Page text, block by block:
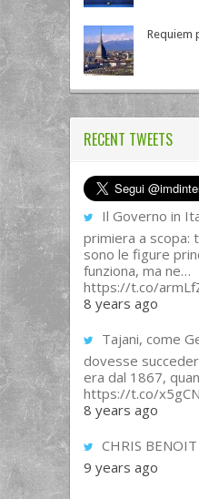
Requiem
RECENT TWEETS
Il Governo in
primiera a scopa:
sono le figure
funziona, ma ne…
https://t.co/
8 years ago
Tajani, come
dovesse
era dal 1867,
https://t.co/
8 years ago
CHRIS BENOIT
9 years ago